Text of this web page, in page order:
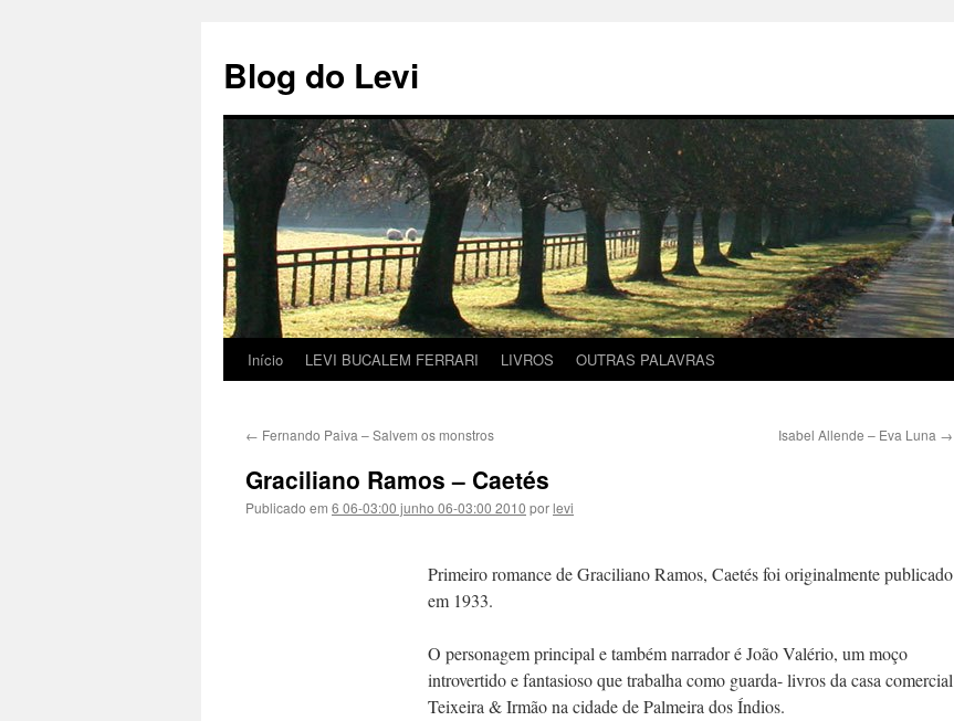
conteúdo
Blog do Levi
Início LEVI BUCALEM FERRARI LIVROS OUTRAS PALAVRAS
← Fernando Paiva – Salvem os monstros Isabel Allende – Eva Luna →
Graciliano Ramos – Caetés
Publicado em 6 06-03:00 junho 06-03:00 2010 porlevi
Primeiro romance de Graciliano Ramos, Caetés foi originalmente publicado
em 1933.
O personagem principal e também narrador é João Valério, um moço
introvertido e fantasioso que trabalha como guarda- livros da casa comercial
Teixeira & Irmão na cidade de Palmeira dos Índios.